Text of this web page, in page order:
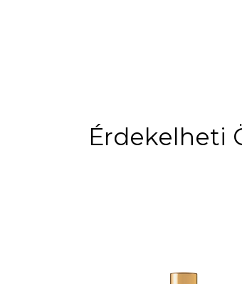
Érdekelheti